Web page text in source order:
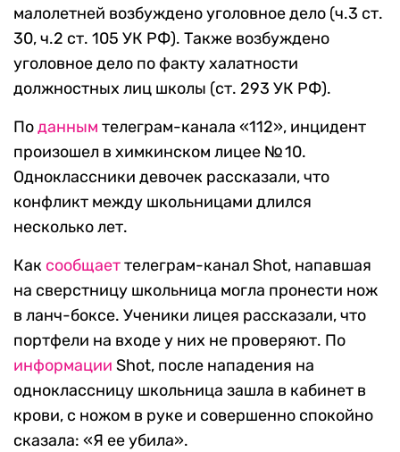
малолетней возбуждено уголовное дело (ч.3 ст.
30, ч.2 ст. 105 УК РФ). Также возбуждено
уголовное дело по факту халатности
должностных лиц школы (ст. 293 УК РФ).
Поданным телеграм-канала «112», инцидент
произошел в химкинском лицее № 10.
Одноклассники девочек рассказали, что
конфликт между школьницами длился
несколько лет.
Как сообщаеттелеграм-канал Shot, напавшая
на сверстницу школьница могла пронести нож
в ланч-боксе. Ученики лицея рассказали, что
портфели на входе у них не проверяют. По
информации Shot, после нападения на
одноклассницу школьница зашла в кабинет в
крови, с ножом в руке и совершенно спокойно
сказала: «Я ее убила».